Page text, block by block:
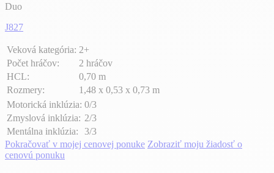
Duo
J827
Veková kategória: 2+
Počet hráčov:
2 hráčov
HCL:
0,70 m
Rozmery:
1,48 x 0,53 x 0,73 m
Motorická inklúzia: 0/3
Zmyslová inklúzia: 2/3
Mentálna inklúzia:
3/3
Pokračovať v mojej cenovej ponuke Zobraziť moju žiadosť o
cenovú ponuku